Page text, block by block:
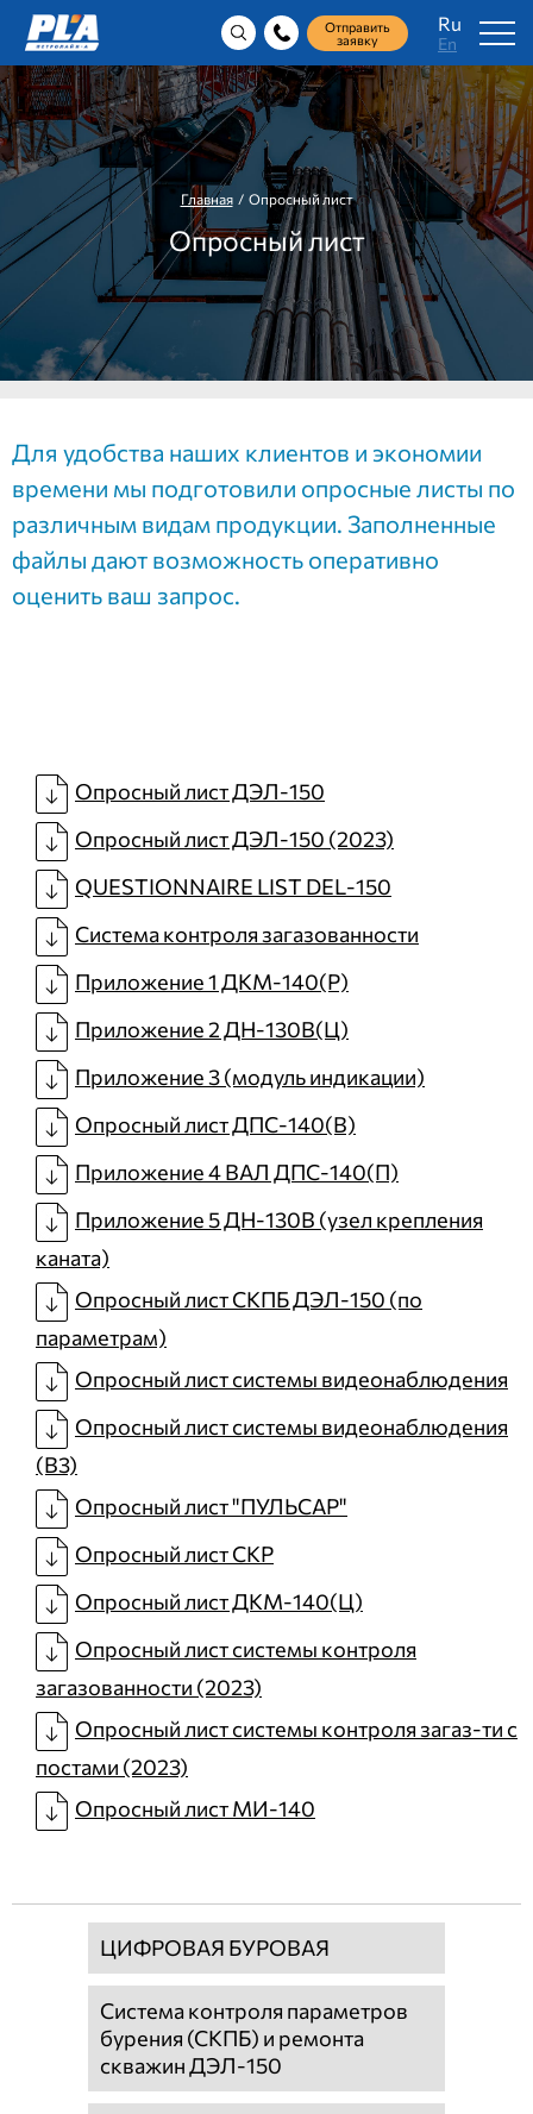
Ru
En
Отправить
заявку
Главная/ Опросный лист
Опросный лист
Для удобства наших клиентов и экономии
времени мы подготовили опросные листы по
различным видам продукции. Заполненные
файлы дают возможность оперативно
оценить ваш запрос.
Опросный лист ДЭЛ-150
Опросный лист ДЭЛ-150 (2023)
QUESTIONNAIRE LIST DEL-150
Система контроля загазованности
Приложение 1 ДКМ-140(Р)
Приложение 2 ДН-130В(Ц)
Приложение 3 (модуль индикации)
Опросный лист ДПС-140(В)
Приложение 4 ВАЛ ДПС-140(П)
Приложение 5 ДН-130В (узел крепления
каната)
Опросный лист СКПБ ДЭЛ-150 (по
параметрам)
Опросный лист системы видеонаблюдения
Опросный лист системы видеонаблюдения
(В3)
Опросный лист "ПУЛЬСАР"
Опросный лист СКР
Опросный лист ДКМ-140(Ц)
Опросный лист системы контроля
загазованности (2023)
Опросный лист системы контроля загаз-ти с
постами (2023)
Опросный лист МИ-140
ЦИФРОВАЯ БУРОВАЯ
Система контроля параметров
бурения (СКПБ) и ремонта
скважин ДЭЛ-150